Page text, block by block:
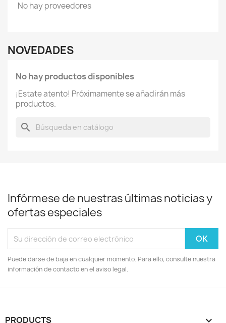
No hay proveedores
NOVEDADES
No hay productos disponibles
¡Estate atento! Próximamente se añadirán más
productos.
search
Infórmese de nuestras últimas noticias y
ofertas especiales
Puede darse de baja en cualquier momento. Para ello, consulte nuestra
información de contacto en el aviso legal.
PRODUCTS 